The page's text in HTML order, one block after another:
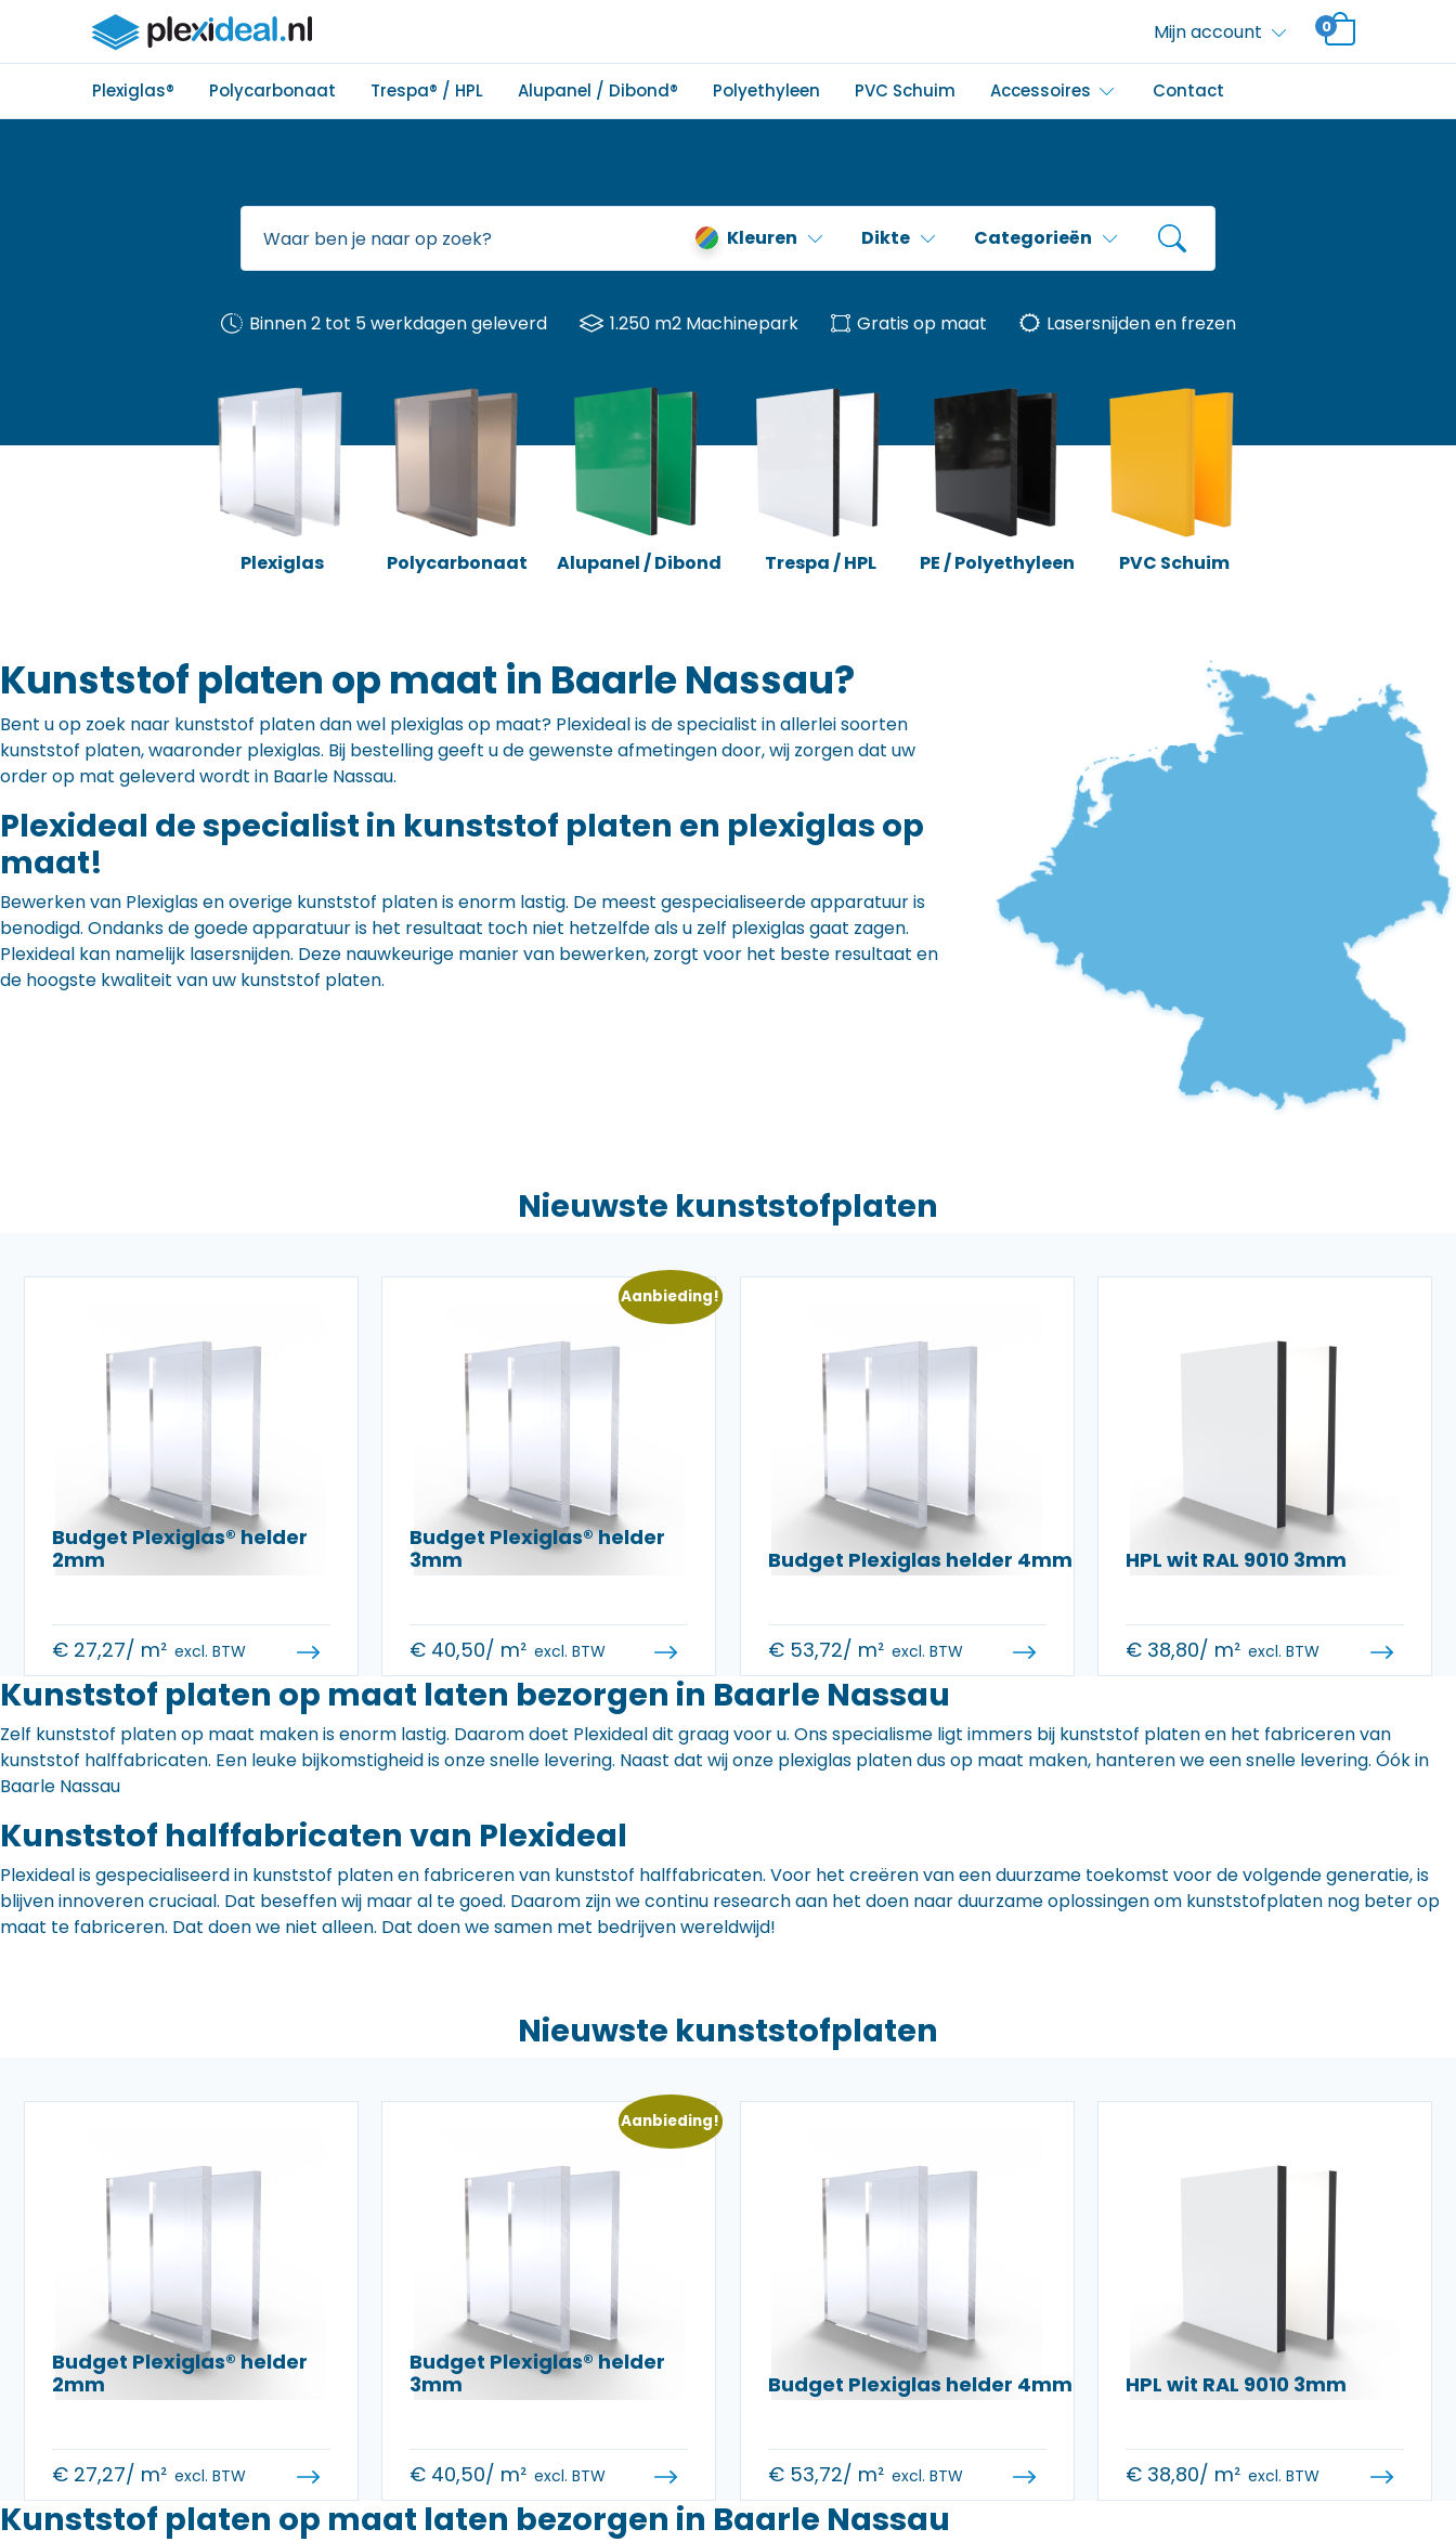
Mijn account 0
Plexiglas® Polycarbonaat Trespa® / HPL Alupanel / Dibond® Polyethyleen PVC Schuim Accessoires Contact
Kleuren Dikte Categorieën
Binnen 2 tot 5 werkdagen geleverd 1.250 m2 Machinepark Gratis op maat Lasersnijden en frezen
Plexiglas Polycarbonaat Alupanel / Dibond Trespa / HPL PE / Polyethyleen PVC Schuim
Kunststof platen op maat in Baarle Nassau?
Bent u op zoek naar kunststof platen dan wel plexiglas op maat? Plexideal is de specialist in allerlei soorten
kunststof platen, waaronder plexiglas. Bij bestelling geeft u de gewenste afmetingen door, wij zorgen dat uw
order op mat geleverd wordt in Baarle Nassau.
Plexideal de specialist in kunststof platen en plexiglas op
maat!
Bewerken van Plexiglas en overige kunststof platen is enorm lastig. De meest gespecialiseerde apparatuur is
benodigd. Ondanks de goede apparatuur is het resultaat toch niet hetzelfde als u zelf plexiglas gaat zagen.
Plexideal kan namelijk lasersnijden. Deze nauwkeurige manier van bewerken, zorgt voor het beste resultaat en
de hoogste kwaliteit van uw kunststof platen.
Nieuwste kunststofplaten
Budget Plexiglas® helder
2mm
€27,27/ m² excl. BTW
Aanbieding!
Budget Plexiglas® helder
3mm
€ 40,50/ m² excl. BTW
Budget Plexiglas helder 4mm
€53,72/ m² excl. BTW
HPL wit RAL 9010 3mm
€ 38,80/ m² excl. BTW
Kunststof platen op maat laten bezorgen in Baarle Nassau
Zelf kunststof platen op maat maken is enorm lastig. Daarom doet Plexideal dit graag voor u. Ons specialisme ligt immers bij kunststof platen en het fabriceren van
kunststof halffabricaten. Een leuke bijkomstigheid is onze snelle levering. Naast dat wij onze plexiglas platen dus op maat maken, hanteren we een snelle levering. Óók in
Baarle Nassau
Kunststof halffabricaten van Plexideal
Plexideal is gespecialiseerd in kunststof platen en fabriceren van kunststof halffabricaten. Voor het creëren van een duurzame toekomst voor de volgende generatie, is
blijven innoveren cruciaal. Dat beseffen wij maar al te goed. Daarom zijn we continu research aan het doen naar duurzame oplossingen om kunststofplaten nog beter op
maat te fabriceren. Dat doen we niet alleen. Dat doen we samen met bedrijven wereldwijd!
Nieuwste kunststofplaten
Budget Plexiglas® helder
2mm
€27,27/ m² excl. BTW
Aanbieding!
Budget Plexiglas® helder
3mm
€ 40,50/ m² excl. BTW
Budget Plexiglas helder 4mm
€53,72/ m² excl. BTW
HPL wit RAL 9010 3mm
€ 38,80/ m² excl. BTW
Kunststof platen op maat laten bezorgen in Baarle Nassau